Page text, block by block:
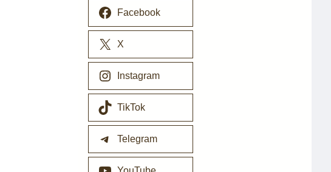
Facebook
X
Instagram
TikTok
Telegram